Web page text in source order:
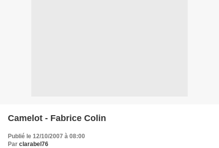
Camelot - Fabrice Colin
Publié le 12/10/2007 à 08:00
Par clarabel76